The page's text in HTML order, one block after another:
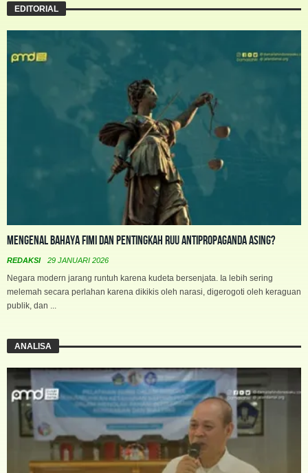
EDITORIAL
Mengenal Bahaya FIMI dan Pentingkah RUU Antipropaganda Asing?
REDAKSI 29 JANUARI 2026
Negara modern jarang runtuh karena kudeta bersenjata. Ia lebih sering
melemah secara perlahan karena dikikis oleh narasi, digerogoti oleh keraguan
publik, dan ...
ANALISA